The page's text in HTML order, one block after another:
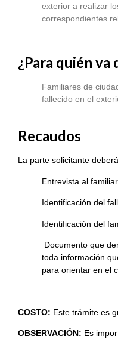
exterior a realizar
correspondientes
¿Para quién va
Familiares de
fallecido en el
Recaudos
La parte solicitante
Entrevista al
Identificación del
Identificación del
Documento que
toda información
para orientar en el
COSTO: Este trámite es
OBSERVACIÓN: Es